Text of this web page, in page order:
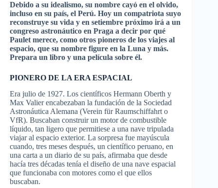
Debido a su idealismo, su nombre cayó en el olvido,
incluso en su país, el Perú. Hoy un compatriota suyo
reconstruye su vida y en setiembre próximo irá a un
congreso astronáutico en Praga a decir por qué
Paulet merece, como otros pioneros de los viajes al
espacio, que su nombre figure en la Luna y más.
Prepara un libro y una película sobre él.
PIONERO DE LA ERA ESPACIAL
Era julio de 1927. Los científicos Hermann Oberth y
Max Valier encabezaban la fundación de la Sociedad
Astronáutica Alemana (Verein für Raumschiffahrt o
VfR). Buscaban construir un motor de combustible
líquido, tan ligero que permitiese a una nave tripulada
viajar al espacio exterior. La sorpresa fue mayúscula
cuando, tres meses después, un científico peruano, en
una carta a un diario de su país, afirmaba que desde
hacía tres décadas tenía el diseño de una nave espacial
que funcionaba con motores como el que ellos
buscaban.